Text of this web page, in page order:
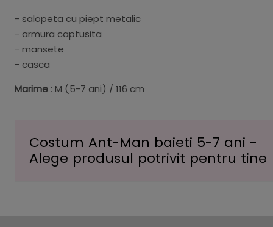
- salopeta cu piept metalic
- armura captusita
- mansete
- casca
Marime : M (5-7 ani) / 116 cm
Costum Ant-Man baieti 5-7 ani -
Alege produsul potrivit pentru tine